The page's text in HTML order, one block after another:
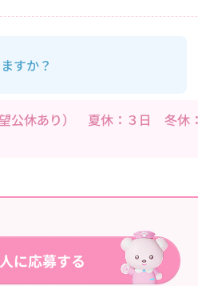
すか？
望公休あり） 夏休：３日 冬休